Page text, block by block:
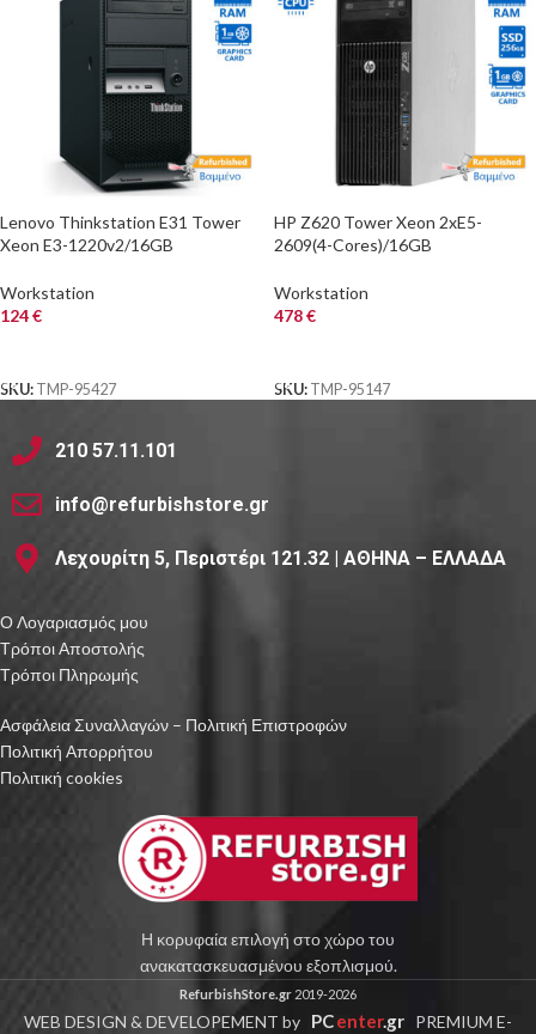
Lenovo Thinkstation E31 Tower
Xeon E3-1220v2/16GB
Grade A+ Workstation
Workstation
124€
SKU: TMP-95427
HP Z620 Tower Xeon 2xE5-
2609(4-Cores)/16GB
1GB/DVD/7P Grade A+
Workstation Refurb
Workstation
478€
SKU: TMP-95147
210 57.11.101
info@refurbishstore.gr
Λεχουρίτη 5, Περιστέρι 121.32 | ΑΘΗΝΑ – ΕΛΛΑΔΑ
Ο Λογαριασμός μου
Τρόποι Αποστολής
Τρόποι Πληρωμής
Ασφάλεια Συναλλαγών – Πολιτική Επιστροφών
Πολιτική Απορρήτου
Πολιτική cookies
Η κορυφαία επιλογή στο χώρο του
ανακατασκευασμένου εξοπλισμού.
RefurbishStore.gr 2019-2026
WEB DESIGN & DEVELOPEMENT by PCenter.gr PREMIUM E-